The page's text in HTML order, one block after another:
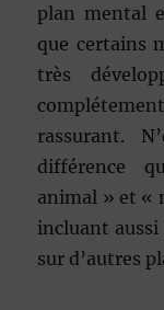
plan mental
que certains
très
rassurant.
différence
animal » et «
incluant
sur d’autres